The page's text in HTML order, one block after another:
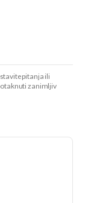
pitanja ili
zanimljiv